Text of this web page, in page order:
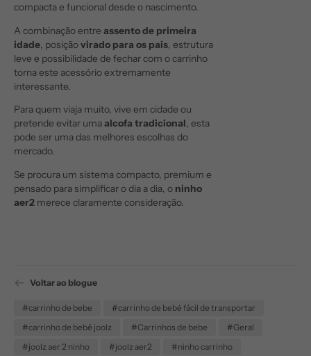
compacta e funcional desde o nascimento.
A combinação entre assento de primeira
idade, posiçãovirado para os pais, estrutura
leve e possibilidade de fechar com o carrinho
torna este acessório extremamente
interessante.
Para quem viaja muito, vive em cidade ou
pretende evitar umaalcofa tradicional, esta
pode ser uma das melhores escolhas do
mercado.
Se procura um sistema compacto, premium e
pensado para simplificar o dia a dia, o ninho
aer2 merece claramente consideração.
Voltar ao blogue
#carrinho de bebe
#carrinho de bebé fácil de transportar
#carrinho de bebé joolz
#Carrinhos de bebe
#Geral
#joolz aer 2 ninho
#joolz aer2
#ninho carrinho